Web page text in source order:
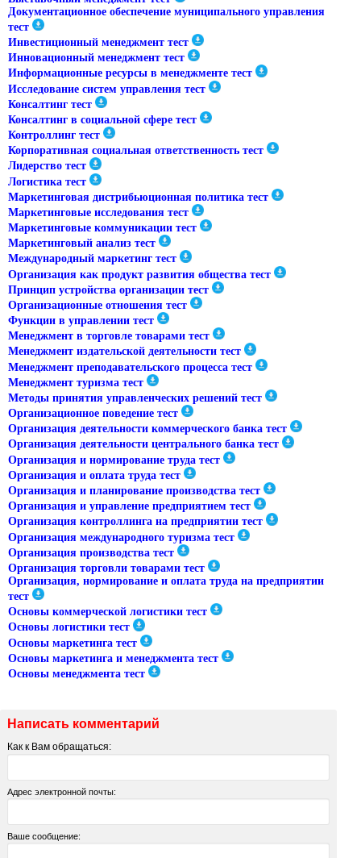
Документационное обеспечение муниципального управления
тест
Инвестиционный менеджмент тест
Инновационный менеджмент тест
Информационные ресурсы в менеджменте тест
Исследование систем управления тест
Консалтинг тест
Консалтинг в социальной сфере тест
Контроллинг тест
Корпоративная социальная ответственность тест
Лидерство тест
Логистика тест
Маркетинговая дистрибьюционная политика тест
Маркетинговые исследования тест
Маркетинговые коммуникации тест
Маркетинговый анализ тест
Международный маркетинг тест
Организация как продукт развития общества тест
Принцип устройства организации тест
Организационные отношения тест
Функции в управлении тест
Менеджмент в торговле товарами тест
Менеджмент издательской деятельности тест
Менеджмент преподавательского процесса тест
Менеджмент туризма тест
Методы принятия управленческих решений тест
Организационное поведение тест
Организация деятельности коммерческого банка тест
Организация деятельности центрального банка тест
Организация и нормирование труда тест
Организация и оплата труда тест
Организация и планирование производства тест
Организация и управление предприятием тест
Организация контроллинга на предприятии тест
Организация международного туризма тест
Организация производства тест
Организация торговли товарами тест
Организация, нормирование и оплата труда на предприятии
тест
Основы коммерческой логистики тест
Основы логистики тест
Основы маркетинга тест
Основы маркетинга и менеджмента тест
Основы менеджмента тест
Написать комментарий
Как к Вам обращаться:
Адрес электронной почты:
Ваше сообщение: